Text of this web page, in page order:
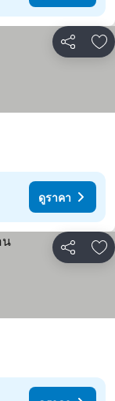
แชร์ เ
ดูราคา
แชร์ เ